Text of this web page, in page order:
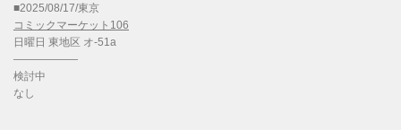
■2025/08/17/東京
コミックマーケット106
日曜日 東地区 オ-51a
——————
検討中
なし